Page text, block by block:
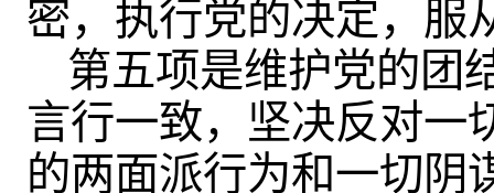
密，执行党的决定，服
第五项是维护党的团
言行一致，坚决反对一
的两面派行为和一切阴